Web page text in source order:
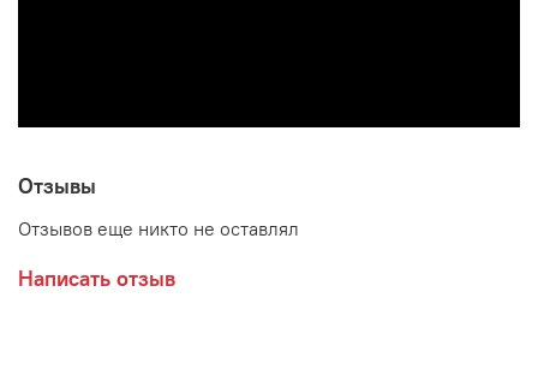
Внимание:цена зависит от расцветки!
Отзывы
Отзывов еще никто не оставлял
Написать отзыв